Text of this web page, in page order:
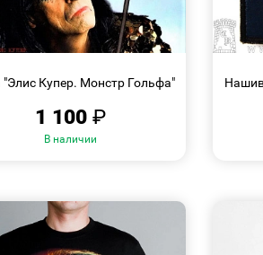
"Элис Купер. Монстр Гольфа"
1 100₽
В наличии